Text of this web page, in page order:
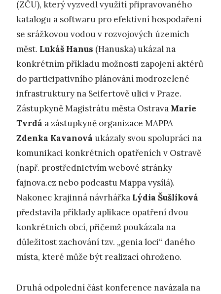
(ZČU), který vyzvedl využití připravovaného
katalogu a softwaru pro efektivní hospodaření
se srážkovou vodou v rozvojových územích
měst. Lukáš Hanus (Hanuska) ukázal na
konkrétním příkladu možnosti zapojení aktérů
do participativního plánování modrozelené
infrastruktury na Seifertově ulici v Praze.
Zástupkyně Magistrátu města Ostrava Marie
Tvrdá a zástupkyně organizace MAPPA
Zdenka Kavanová ukázaly svou spolupráci na
komunikaci konkrétních opatřeních v Ostravě
(např. prostřednictvím webové stránky
fajnova.cz nebo podcastu Mappa vysílá).
Nakonec krajinná návrhářka Lýdia Šušlíková
představila příklady aplikace opatření dvou
konkrétních obcí, přičemž poukázala na
důležitost zachování tzv. „genia loci“ daného
místa, které může být realizací ohroženo.
Druhá odpolední část konference navázala na